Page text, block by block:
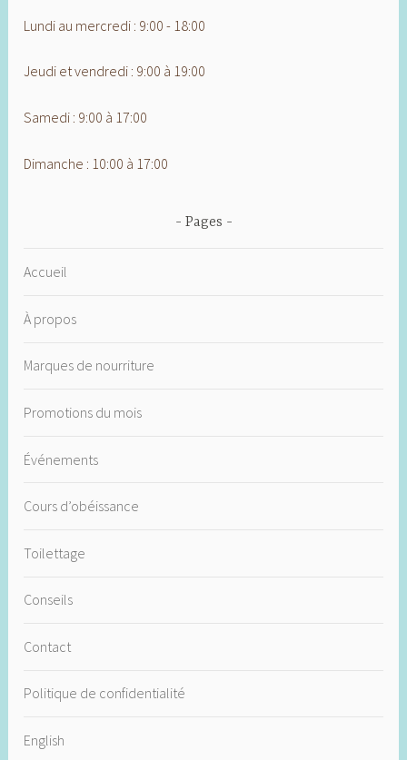
Lundi au mercredi : 9:00 - 18:00
Jeudi et vendredi : 9:00 à 19:00
Samedi : 9:00 à 17:00
Dimanche : 10:00 à 17:00
Pages
Accueil
À propos
Marques de nourriture
Promotions du mois
Événements
Cours d’obéissance
Toilettage
Conseils
Contact
Politique de confidentialité
English